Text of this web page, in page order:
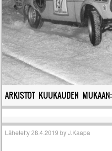
ARKISTOT KUUKAUDEN MUKAAN:
Lähetetty28.4.2019 byJ.Kaapa